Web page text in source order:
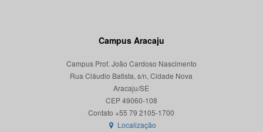
Campus Aracaju
Campus Prof. João Cardoso Nascimento
Rua Cláudio Batista, s/n, Cidade Nova
Aracaju/SE
CEP 49060-108
Localização